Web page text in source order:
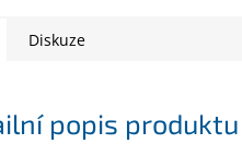
Diskuze
popis produktu